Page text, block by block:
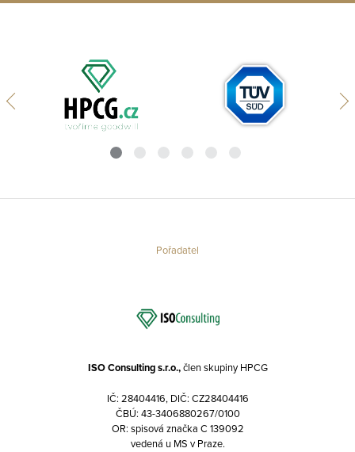
Pořadatel
ISO Consulting s.r.o.,člen skupiny HPCG
IČ: 28404416, DIČ: CZ28404416
ČBÚ: 43-3406880267/0100
OR: spisová značka C 139092
vedená u MS v Praze.